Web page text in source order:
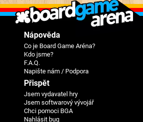
Nápověda
Co je Board Game Aréna?
Kdo jsme?
F.A.Q.
Napište nám / Podpora
Přispět
Jsem vydavatel hry
Jsem softwarový vývojář
Chci pomoci BGA
Nahlásit bug